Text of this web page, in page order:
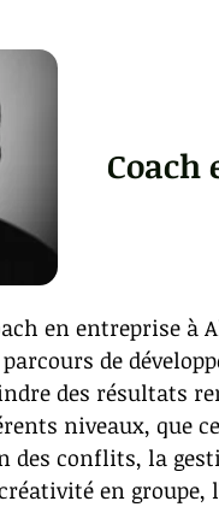
Coach
en entreprise à
de
des résultats
niveaux, que
des conflits, la
en groupe,